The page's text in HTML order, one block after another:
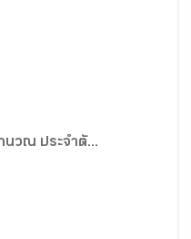
นวณ ประจำตั...